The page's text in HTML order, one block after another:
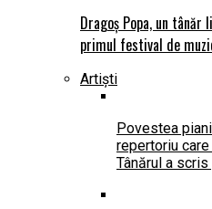
Dragoș Popa, un
primul festival de
Artiști
Povestea
repertoriu
Tânărul a